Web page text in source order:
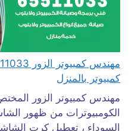
كمبيوتر بالمنزل
مهندس كمبيوتر الزور
الكومبيوترات من ظهور
السوداء ، تعطيل كرت